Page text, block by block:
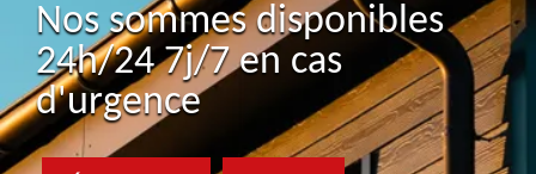
Nos sommes disponibles
24h/24 7j/7 en cas
d'urgence